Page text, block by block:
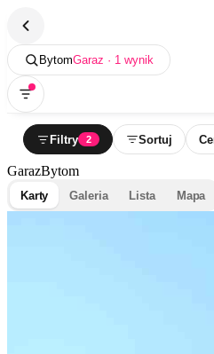
BytomGaraz · 1 wynik
Filtry 2 Sortuj
GarazBytom
Karty Galeria Lista Mapa